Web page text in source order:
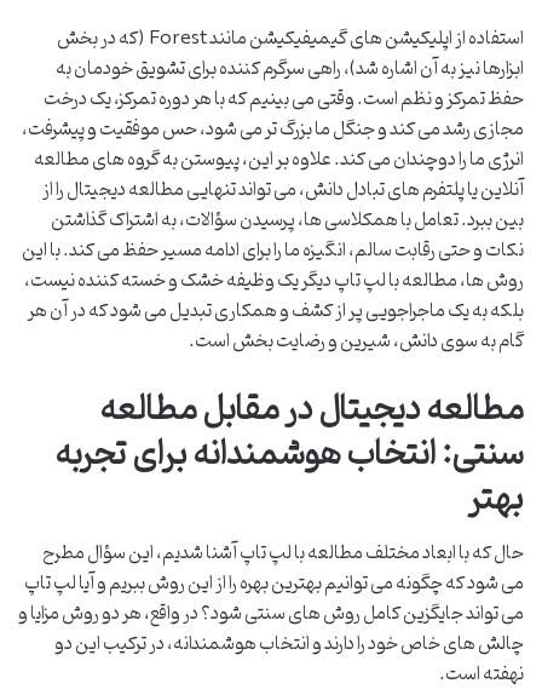
استفاده از اپلیکیشن های گیمیفیکیشن مانند Forest (که در بخش
ابزارها نیز به آن اشاره شد)، راهی سرگرم کننده برای تشویق خودمان به
حفظ تمرکز و نظم است. وقتی می بینیم که با هر دوره تمرکز، یک درخت
مجازی رشد می کند و جنگل ما بزرگ تر می شود، حس موفقیت و پیشرفت،
انرژی ما را دوچندان می کند. علاوه بر این، پیوستن به گروه های مطالعه
آنلاین یا پلتفرم های تبادل دانش، می تواند تنهایی مطالعه دیجیتال را از
بین ببرد. تعامل با همکلاسی ها، پرسیدن سؤالات، به اشتراک گذاشتن
نکات و حتی رقابت سالم، انگیزه ما را برای ادامه مسیر حفظ می کند. با این
روش ها، مطالعه با لپ تاپ دیگر یک وظیفه خشک و خسته کننده نیست،
بلکه به یک ماجراجویی پر از کشف و همکاری تبدیل می شود که در آن هر
گام به سوی دانش، شیرین و رضایت بخش است.
مطالعه دیجیتال در مقابل مطالعه
سنتی: انتخاب هوشمندانه برای تجربه
بهتر
حال که با ابعاد مختلف مطالعه با لپ تاپ آشنا شدیم، این سؤال مطرح
می شود که چگونه می توانیم بهترین بهره را از این روش ببریم و آیا لپ تاپ
می تواند جایگزین کامل روش های سنتی شود؟ در واقع، هر دو روش مزایا و
چالش های خاص خود را دارند و انتخاب هوشمندانه، در ترکیب این دو
نهفته است.